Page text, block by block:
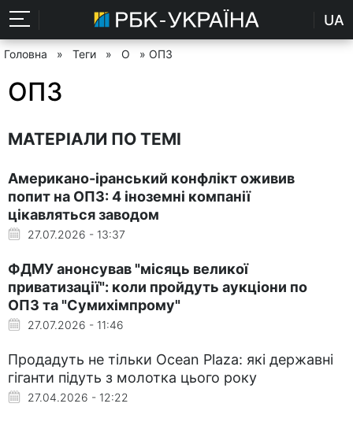
UA
Головна » Теги » О » ОПЗ
ОПЗ
МАТЕРІАЛИ ПО ТЕМІ
Американо-іранський конфлікт оживив
попит на ОПЗ: 4 іноземні компанії
цікавляться заводом
27.07.2026 - 13:37
ФДМУ анонсував "місяць великої
приватизації": коли пройдуть аукціони по
ОПЗ та "Сумихімпрому"
27.07.2026 - 11:46
Продадуть не тільки Ocean Plaza: які державні
гіганти підуть з молотка цього року
27.04.2026 - 12:22